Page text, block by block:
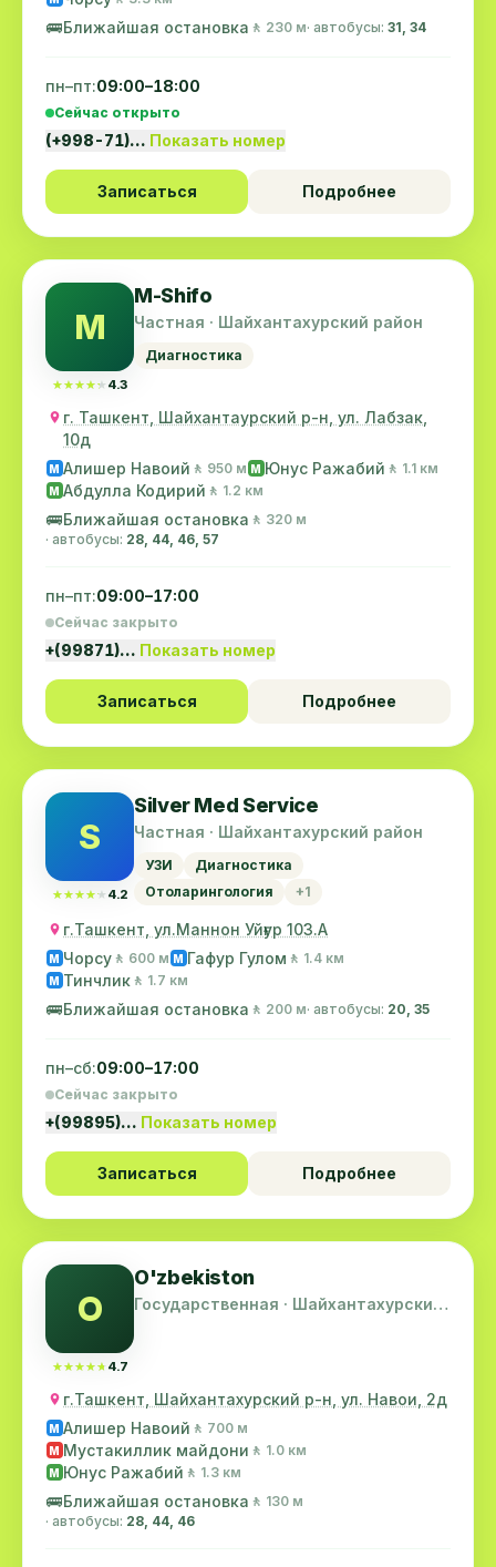
🚌Ближайшая остановка 🚶 230 м· автобусы: 31, 34
пн–пт:09:00–18:00
Сейчас открыто
(+998-71)… Показать номер
Записаться Подробнее
M
★★★★★
★★★★★ 4.3
M-Shifo
Частная · Шайхантахурский район
Диагностика
г. Ташкент, Шайхантаурский р-н, ул. Лабзак,
10д
M Алишер Навоий 🚶 950 м M Юнус Ражабий 🚶 1.1 км
M Абдулла Кодирий 🚶 1.2 км
🚌Ближайшая остановка 🚶 320 м
· автобусы: 28, 44, 46, 57
пн–пт:09:00–17:00
Сейчас закрыто
+(99871)… Показать номер
Записаться Подробнее
S
★★★★★
★★★★★ 4.2
Silver Med Service
Частная · Шайхантахурский район
УЗИ
Диагностика
Отоларингология
+1
г.Ташкент, ул.Маннон Уйғур 103.А
M Чорсу 🚶 600 м M Гафур Гулом 🚶 1.4 км
M Тинчлик 🚶 1.7 км
🚌Ближайшая остановка 🚶 200 м· автобусы: 20, 35
пн–сб:09:00–17:00
Сейчас закрыто
+(99895)… Показать номер
Записаться Подробнее
O
★★★★★
★★★★★ 4.7
O'zbekiston
Государственная · Шайхантахурский
г.Ташкент, Шайхантахурский р-н, ул. Навои, 2д
M Алишер Навоий 🚶 700 м
M Мустакиллик майдони 🚶 1.0 км
M Юнус Ражабий 🚶 1.3 км
🚌Ближайшая остановка 🚶 130 м
· автобусы: 28, 44, 46